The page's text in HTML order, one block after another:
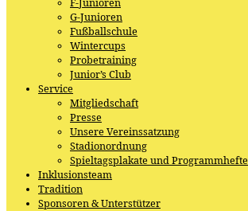
G-Junioren
Fußballschule
Wintercups
Probetraining
Junior’s Club
Service
Mitgliedschaft
Presse
Unsere Vereinssatzung
Stadionordnung
Spieltagsplakate und Programmhefte
Inklusionsteam
Tradition
Sponsoren & Unterstützer